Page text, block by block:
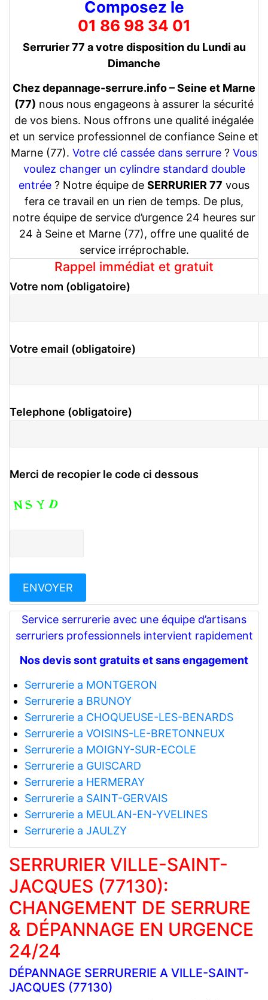
Composez le
01 86 98 34 01
Serrurier 77 a votre disposition du Lundi au
Dimanche
Chez depannage-serrure.info – Seine et Marne
(77) nous nous engageons à assurer la sécurité
de vos biens. Nous offrons une qualité inégalée
et un service professionnel de confiance Seine et
Marne (77). Votre clé cassée dans serrure ? Vous
voulez changer un cylindre standard double
entrée ? Notre équipe de SERRURIER 77 vous
fera ce travail en un rien de temps. De plus,
notre équipe de service d’urgence 24 heures sur
24 à Seine et Marne (77), offre une qualité de
service irréprochable.
Rappel immédiat et gratuit
Votre nom (obligatoire)
Votre email (obligatoire)
Telephone (obligatoire)
Merci de recopier le code ci dessous
Service serrurerie avec une équipe d’artisans
serruriers professionnels intervient rapidement
Nos devis sont gratuits et sans engagement
Serrurerie a MONTGERON
Serrurerie a BRUNOY
Serrurerie a CHOQUEUSE-LES-BENARDS
Serrurerie a VOISINS-LE-BRETONNEUX
Serrurerie a MOIGNY-SUR-ECOLE
Serrurerie a GUISCARD
Serrurerie a HERMERAY
Serrurerie a SAINT-GERVAIS
Serrurerie a MEULAN-EN-YVELINES
Serrurerie a JAULZY
SERRURIER VILLE-SAINT-
JACQUES (77130):
CHANGEMENT DE SERRURE
& DÉPANNAGE EN URGENCE
24/24
DÉPANNAGE SERRURERIE A VILLE-SAINT-
JACQUES (77130)